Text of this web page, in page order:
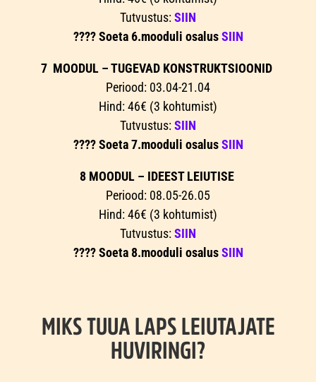
Tutvustus:SIIN
???? Soeta 6.mooduli osalusSIIN
7 MOODUL – TUGEVAD KONSTRUKTSIOONID
Periood: 03.04-21.04
Hind: 46€ (3 kohtumist)
Tutvustus:SIIN
???? Soeta 7.mooduli osalusSIIN
8 MOODUL – IDEEST LEIUTISE
Periood: 08.05-26.05
Hind: 46€ (3 kohtumist)
Tutvustus:SIIN
???? Soeta 8.mooduli osalusSIIN
MIKS TUUA LAPS LEIUTAJATE
HUVIRINGI?